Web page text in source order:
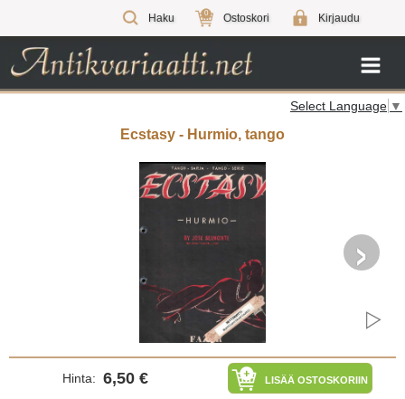
Haku 0 Ostoskori Kirjaudu
Select Language ▼
Ecstasy - Hurmio, tango
›
Hinta: 6,50 € LISÄÄ OSTOSKORIIN